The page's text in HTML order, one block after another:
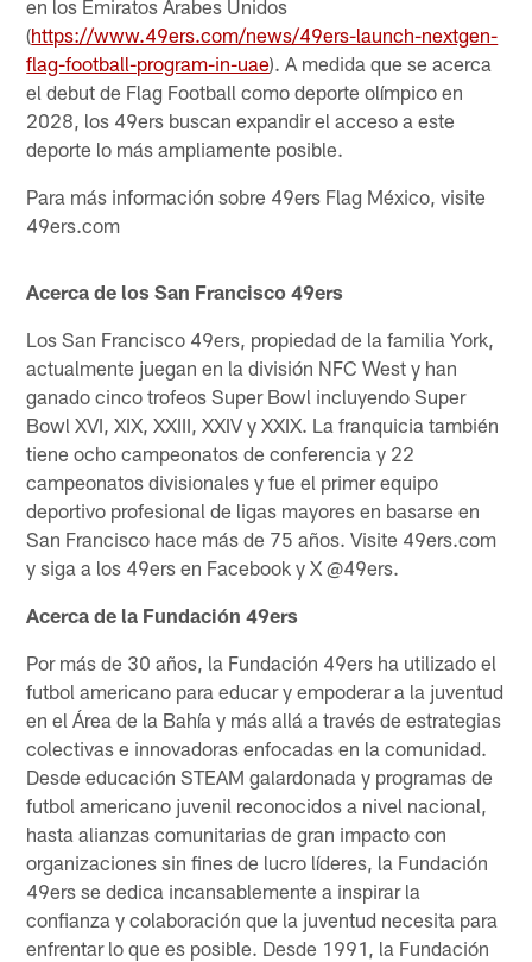
en los Emiratos Árabes Unidos
(https://www.49ers.com/news/49ers-launch-nextgen-
flag-football-program-in-uae). A medida que se acerca
el debut de Flag Football como deporte olímpico en
2028, los 49ers buscan expandir el acceso a este
deporte lo más ampliamente posible.
Para más información sobre 49ers Flag México, visite
49ers.com
Acerca de los San Francisco 49ers
Los San Francisco 49ers, propiedad de la familia York,
actualmente juegan en la división NFC West y han
ganado cinco trofeos Super Bowl incluyendo Super
Bowl XVI, XIX, XXIII, XXIV y XXIX. La franquicia también
tiene ocho campeonatos de conferencia y 22
campeonatos divisionales y fue el primer equipo
deportivo profesional de ligas mayores en basarse en
San Francisco hace más de 75 años. Visite 49ers.com
y siga a los 49ers en Facebook y X @49ers.
Acerca de la Fundación 49ers
Por más de 30 años, la Fundación 49ers ha utilizado el
futbol americano para educar y empoderar a la juventud
en el Área de la Bahía y más allá a través de estrategias
colectivas e innovadoras enfocadas en la comunidad.
Desde educación STEAM galardonada y programas de
futbol americano juvenil reconocidos a nivel nacional,
hasta alianzas comunitarias de gran impacto con
organizaciones sin fines de lucro líderes, la Fundación
49ers se dedica incansablemente a inspirar la
confianza y colaboración que la juventud necesita para
enfrentar lo que es posible. Desde 1991, la Fundación